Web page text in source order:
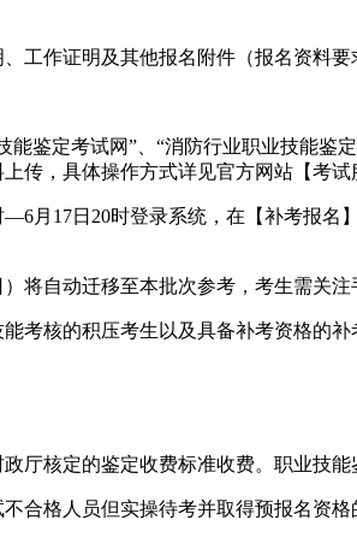
工作证明及其他报名附件（报名资料
能鉴定考试网”、“消防行业职业技能
传，具体操作方式详见官方网站【考试
月17日20时登录系统，在【补考报
将自动迁移至本批次参考，考生需关
考核的积压考生以及具备补考资格的
厅核定的鉴定收费标准收费。职业技
合格人员但实操待考并取得预报名资格